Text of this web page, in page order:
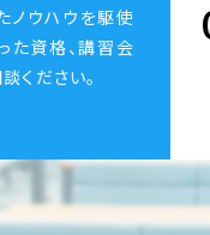
ノウハウを駆使
た資格、講習会
ください。